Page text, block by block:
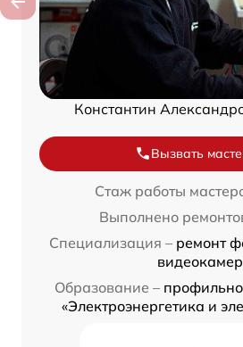
Константин
Вызвать
Стаж работы
Выполнено
Специализация – ремонт
видеокамер
Образование –
«Электроэнергетика и